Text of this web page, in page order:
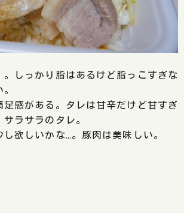
。しっかり脂はあるけど脂っこすぎな
足感がある。タレは甘辛だけど甘すぎ
ラサラのタレ。
欲しいかな…。豚肉は美味しい。